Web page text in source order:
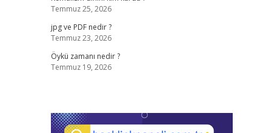
Temmuz 25, 2026
jpg ve PDF nedir ?
Temmuz 23, 2026
Öykü zamanı nedir ?
Temmuz 19, 2026